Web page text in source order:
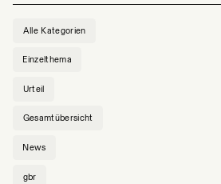
Alle Kategorien
Einzelthema
Urteil
Gesamtübersicht
News
gbr